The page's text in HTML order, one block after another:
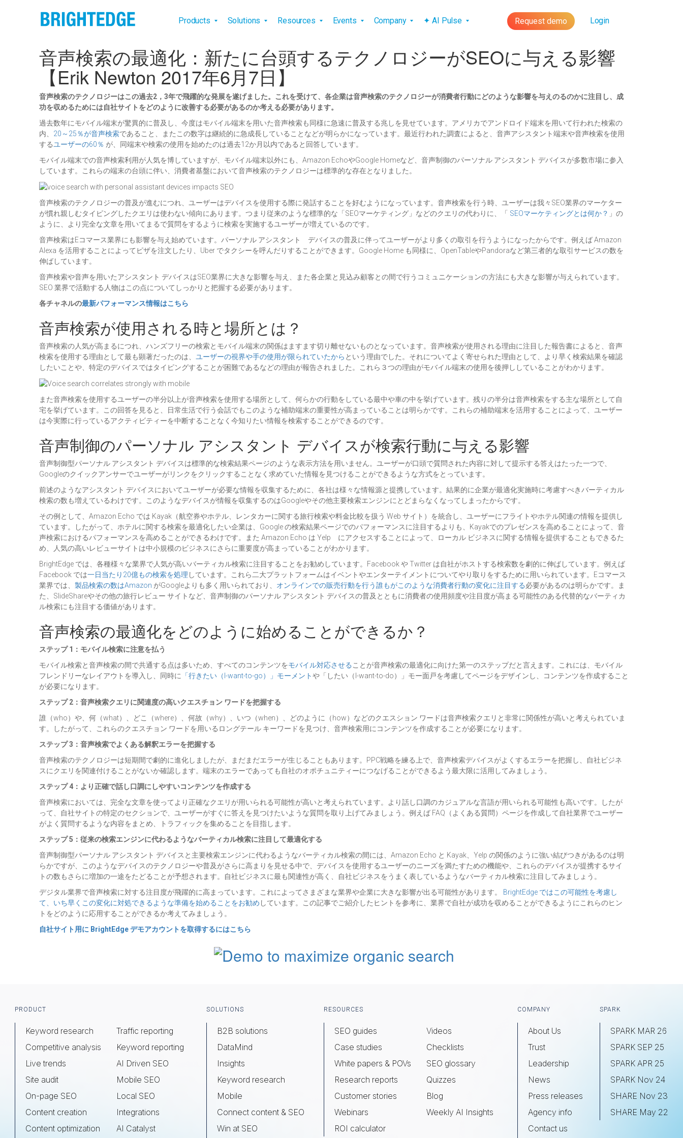
Products Solutions Resources Events Company ✦ AI Pulse Request demo Login
音声検索の最適化：新たに台頭するテクノロジーがSEOに与える影響
【Erik Newton 2017年6月7日】
音声検索のテクノロジーはこの過去2，3年で飛躍的な発展を遂げました。これを受けて、各企業は音声検索のテクノロジーが消費者行動にどのような影響を与えのるのかに注目し、成
功を収めるためには自社サイトをどのように改善する必要があるのか考える必要があります。
過去数年にモバイル端末が驚異的に普及し、今度はモバイル端末を用いた音声検索も同様に急速に普及する兆しを見せています。アメリカでアンドロイド端末を用いて行われた検索の
内、 20～25％が音声検索であること、またこの数字は継続的に急成長していることなどが明らかになっています。最近行われた調査によると、音声アシスタント端末や音声検索を使用
するユーザーの60％ が、同端末や検索の使用を始めたのは過去12か月以内であると回答しています。
モバイル端末での音声検索利用が人気を博していますが、モバイル端末以外にも、Amazon EchoやGoogle Homeなど、音声制御のパーソナル アシスタント デバイスが多数市場に参入
しています。これらの端末の台頭に伴い、消費者基盤において音声検索のテクノロジーは標準的な存在となりました。
音声検索のテクノロジーの普及が進むにつれ、ユーザーはデバイスを使用する際に発話することを好むようになっています。音声検索を行う時、ユーザーは我々SEO業界のマーケター
が慣れ親しむタイピングしたクエリは使わない傾向にあります。つまり従来のような標準的な「SEOマーケティング」などのクエリの代わりに、「 SEOマーケティングとは何か？ 」の
ように、より完全な文章を用いてまるで質問をするように検索を実施するユーザーが増えているのです。
音声検索はEコマース業界にも影響を与え始めています。パーソナル アシスタント デバイスの普及に伴ってユーザーがより多くの取引を行うようになったからです。例えば Amazon
Alexa を活用することによってピザを注文したり、Uber でタクシーを呼んだりすることができます。Google Home も同様に、OpenTableやPandoraなど第三者的な取引サービスの数を
伸ばしています。
音声検索や音声を用いたアシスタント デバイスはSEO業界に大きな影響を与え、また各企業と見込み顧客との間で行うコミュニケーションの方法にも大きな影響が与えられています。
SEO 業界で活動する人物はこの点についてしっかりと把握する必要があります。
各チャネルの最新パフォーマンス情報はこちら
音声検索が使用される時と場所とは？
音声検索の人気が高まるにつれ、ハンズフリーの検索とモバイル端末の関係はますます切り離せないものとなっています。音声検索が使用される理由に注目した報告書によると、音声
検索を使用する理由として最も顕著だったのは、 ユーザーの視界や手の使用が限られていたから という理由でした。それについてよく寄せられた理由として、より早く検索結果を確認
したいことや、特定のデバイスではタイピングすることが困難であるなどの理由が報告されました。これら３つの理由がモバイル端末の使用を後押ししていることがわかります。
また音声検索を使用するユーザーの半分以上が音声検索を使用する場所として、何らかの行動をしている最中や車の中を挙げています。残りの半分は音声検索をする主な場所として自
宅を挙げています。この回答を見ると、日常生活で行う会話でもこのような補助端末の重要性が高まっていることは明らかです。これらの補助端末を活用することによって、ユーザー
は今実際に行っているアクティビティーを中断することなく今知りたい情報を検索することができるのです。
音声制御のパーソナル アシスタント デバイスが検索行動に与える影響
音声制御型パーソナル アシスタント デバイスは標準的な検索結果ページのような表示方法を用いません。ユーザーが口頭で質問された内容に対して提示する答えはたった一つで、
Googleのクイックアンサーでユーザーがリンクをクリックすることなく求めていた情報を見つけることができるような方式をとっています。
前述のようなアシスタント デバイスにおいてユーザーが必要な情報を収集するために、各社は様々な情報源と提携しています。結果的に企業が最適化実施時に考慮すべきバーティカル
検索の数も増えているわけです。このようなデバイスが情報を収集するのはGoogleやその他主要検索エンジンにとどまらなくなってしまったからです。
その例として、Amazon Echo では Kayak（航空券やホテル、レンタカーに関する旅行検索や料金比較を扱う Web サイト）を統合し、ユーザーにフライトやホテル関連の情報を提供し
ています。したがって、ホテルに関する検索を最適化したい企業は、Google の検索結果ページでのパフォーマンスに注目するよりも、Kayakでのプレゼンスを高めることによって、音
声検索におけるパフォーマンスを高めることができるわけです。また Amazon Echo は Yelp にアクセスすることによって、ローカル ビジネスに関する情報を提供することもできるた
め、人気の高いレビューサイトは中小規模のビジネスにさらに重要度が高まっていることがわかります。
BrightEdge では、各種様々な業界で人気が高いバーティカル検索に注目することをお勧めしています。Facebook や Twitter は自社がホストする検索数を劇的に伸ばしています。例えば
Facebook では一日当たり20億もの検索を処理 しています。これら二大プラットフォームはイベントやエンターテイメントについてやり取りをするために用いられています。Eコマース
業界では、 製品検索の数はAmazon がGoogleよりも多く用いられており、 オンラインでの販売行動を行う誰もがこのような消費者行動の変化に注目する必要があるのは明らかです。ま
た、SlideShareやその他の旅行レビュー サイトなど、音声制御のパーソナル アシスタント デバイスの普及とともに消費者の使用頻度や注目度が高まる可能性のある代替的なバーティカ
ル検索にも注目する価値があります。
音声検索の最適化をどのように始めることができるか？
ステップ 1：モバイル検索に注意を払う
モバイル検索と音声検索の間で共通する点は多いため、すべてのコンテンツをモバイル対応させる ことが音声検索の最適化に向けた第一のステップだと言えます。これには、モバイル
フレンドリーなレイアウトを導入し、同時に
「行きたい（I-want-to-go）」モーメントや「したい（I-want-to-do）」モー面戸を考慮してページをデザインし、コンテンツを作成すること
が必要になります。
ステップ 2：音声検索クエリに関連度の高いクエスチョン ワードを把握する
誰（who）や、何（what）、どこ（where）、何故（why）、いつ（when）、どのように（how）などのクエスション ワードは音声検索クエリと非常に関係性が高いと考えられていま
す。したがって、これらのクエスチョン ワードを用いるロングテール キーワードを見つけ、音声検索用にコンテンツを作成することが必要になります。
ステップ 3：音声検索でよくある解釈エラーを把握する
音声検索のテクノロジーは短期間で劇的に進化しましたが、まだまだエラーが生じることもあります。PPC戦略を練る上で、音声検索デバイスがよくするエラーを把握し、自社ビジネ
スにクエリを関連付けることがないか確認します。端末のエラーであっても自社のオポチュニティーにつなげることができるよう最大限に活用してみましょう。
ステップ 4：より正確で話し口調にしやすいコンテンツを作成する
音声検索においては、完全な文章を使ってより正確なクエリが用いられる可能性が高いと考えられています。より話し口調のカジュアルな言語が用いられる可能性も高いです。したが
って、自社サイトの特定のセクションで、ユーザーがすぐに答えを見つけたいような質問を取り上げてみましょう。例えば FAQ（よくある質問）ページを作成して自社業界でユーザー
がよく質問するような内容をまとめ、トラフィックを集めることを目指します。
ステップ 5：従来の検索エンジンに代わるようなバーティカル検索に注目して最適化する
音声制御型パーソナル アシスタント デバイスと主要検索エンジンに代わるようなバーティカル検索の間には、Amazon Echo と Kayak、Yelp の関係のように強い結びつきがあるのは明
らかですが、このようなデバイスのテクノロジーや普及がさらに高まりを見せる中で、デバイスを使用するユーザーのニーズを満たすための機能や、これらのデバイスが提携するサイ
トの数もさらに増加の一途をたどることが予想されます。自社ビジネスに最も関連性が高く、自社ビジネスをうまく表しているようなバーティカル検索に注目してみましょう。
デジタル業界で音声検索に対する注目度が飛躍的に高まっています。これによってさまざまな業界や企業に大きな影響が出る可能性があります。
BrightEdge ではこの可能性を考慮し
て、いち早くこの変化に対処できるような準備を始めることをお勧め しています。この記事でご紹介したヒントを参考に、業界で自社が成功を収めることができるようにこれらのヒン
トをどのように応用することができるか考えてみましょう。
自社サイト用に BrightEdge デモアカウントを取得するにはこちら
Footer
PRODUCT
Keyword research
Competitive analysis
Live trends
Site audit
On-page SEO
Content creation
Content optimization
Traffic reporting
Keyword reporting
AI Driven SEO
Mobile SEO
Local SEO
Integrations
AI Catalyst
SOLUTIONS
B2B solutions
DataMind
Insights
Keyword research
Mobile
Connect content & SEO
Win at SEO
RESOURCES
SEO guides
Case studies
White papers & POVs
Research reports
Customer stories
Webinars
ROI calculator
Videos
Checklists
SEO glossary
Quizzes
Blog
Weekly AI Insights
COMPANY
About Us
Trust
Leadership
News
Press releases
Agency info
Contact us
SPARK
SPARK MAR 26
SPARK SEP 25
SPARK APR 25
SPARK Nov 24
SHARE Nov 23
SHARE May 22